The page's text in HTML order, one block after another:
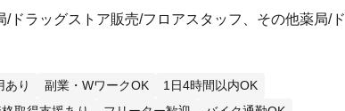
ドラッグストア販売/フロアスタッフ、その他薬局/ド
あり 副業・WワークOK
1日4時間以内OK